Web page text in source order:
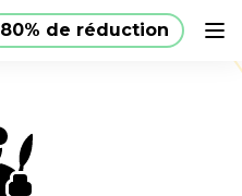
80% de réduction
80% de réductionFR